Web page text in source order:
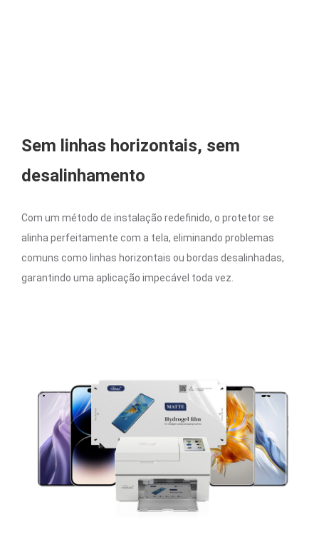
Sem linhas horizontais, sem
desalinhamento
Com um método de instalação redefinido, o protetor se
alinha perfeitamente com a tela, eliminando problemas
comuns como linhas horizontais ou bordas desalinhadas,
garantindo uma aplicação impecável toda vez.